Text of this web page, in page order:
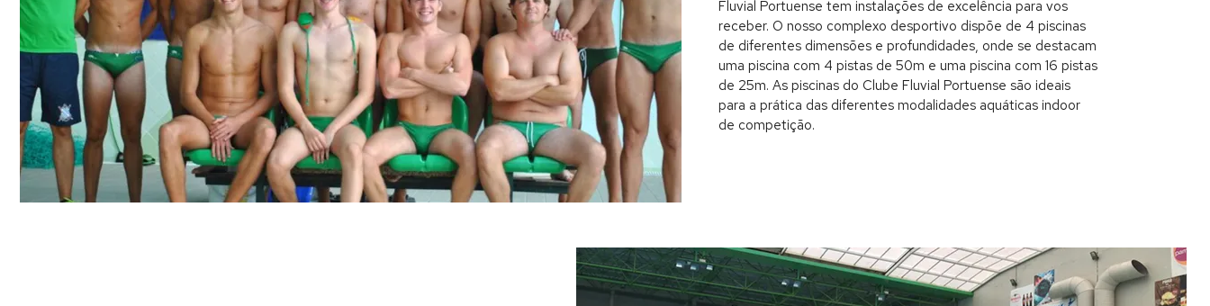
Fluvial Portuense tem instalações de excelência para vos
receber. O nosso complexo desportivo dispõe de 4 piscinas
de diferentes dimensões e profundidades, onde se destacam
uma piscina com 4 pistas de 50m e uma piscina com 16 pistas
de 25m. As piscinas do Clube Fluvial Portuense são ideais
para a prática das diferentes modalidades aquáticas indoor
de competição.